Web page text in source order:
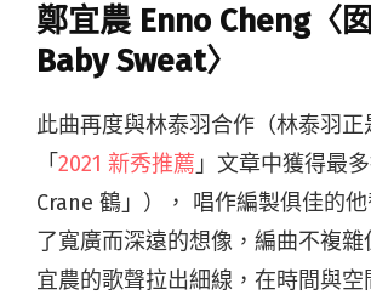
鄭宜農 Enno Cheng〈
Baby Sweat〉
此曲再度與林泰羽合作（林泰羽正
「 2021 新秀推薦 」文章中獲得最
Crane 鶴」）， 唱作編製俱佳的
了寬廣而深遠的想像，編曲不複雜
宜農的歌聲拉出細線，在時間與空